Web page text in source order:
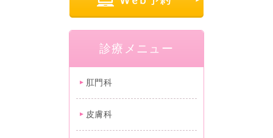
診療メニュー
肛門科
皮膚科